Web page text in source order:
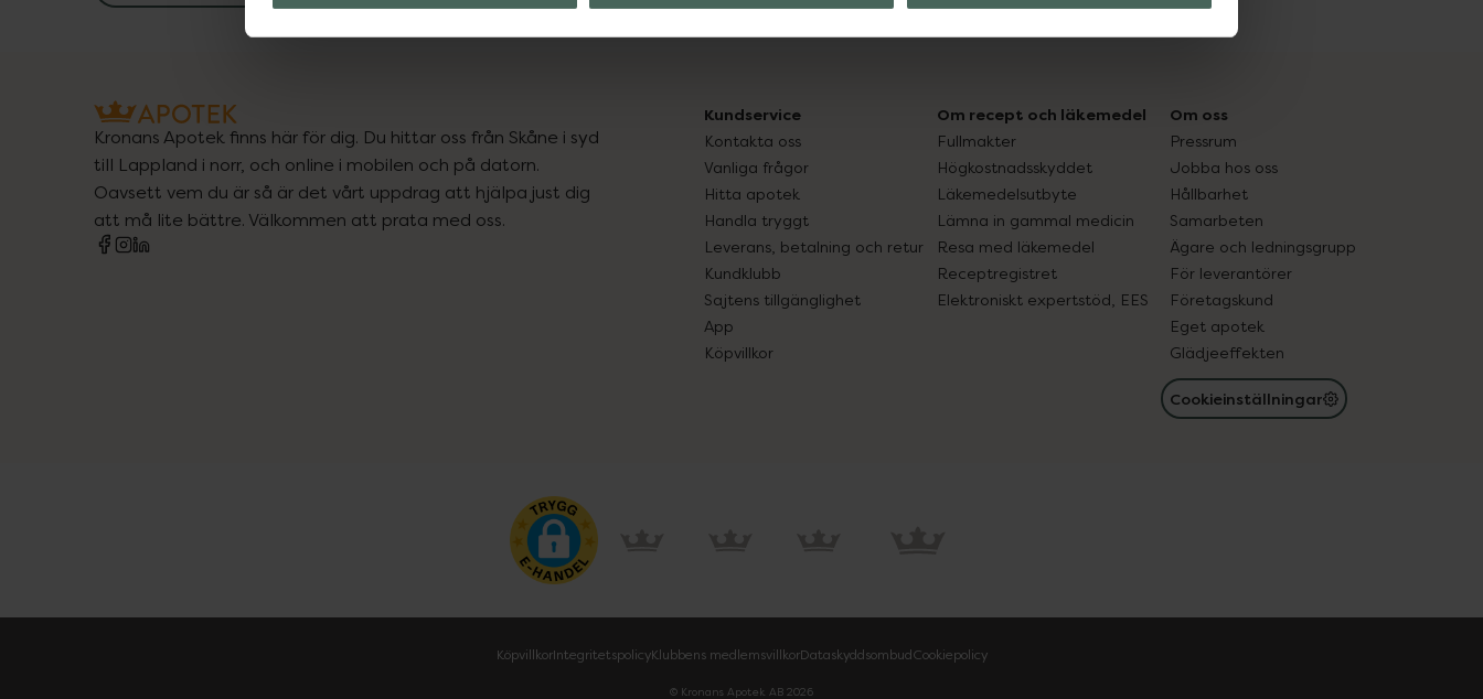
Kronans Apotek finns här för dig. Du hittar oss från Skåne i syd
till Lappland i norr, och online i mobilen och på datorn.
Oavsett vem du är så är det vårt uppdrag att hjälpa just dig
att må lite bättre. Välkommen att prata med oss.
Kundservice
Kontakta oss
Vanliga frågor
Hitta apotek
Handla tryggt
Leverans, betalning och retur
Kundklubb
Sajtens tillgänglighet
App
Köpvillkor
Om recept och läkemedel
Fullmakter
Högkostnadsskyddet
Läkemedelsutbyte
Lämna in gammal medicin
Resa med läkemedel
Receptregistret
Elektroniskt expertstöd, EES
Om oss
Pressrum
Jobba hos oss
Hållbarhet
Samarbeten
Ägare och ledningsgrupp
För leverantörer
Företagskund
Eget apotek
Glädjeeffekten
Cookieinställningar
KöpvillkorIntegritetspolicyKlubbens medlemsvillkorDataskyddsombudCookiepolicy
© Kronans Apotek AB 2026